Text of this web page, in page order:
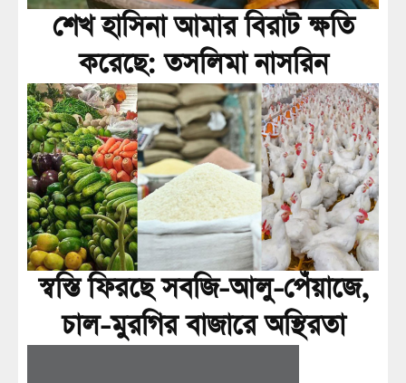
শেখ হাসিনা আমার বিরাট ক্ষতি
করেছে: তসলিমা নাসরিন
স্বস্তি ফিরছে সবজি-আলু-পেঁয়াজে,
চাল-মুরগির বাজারে অস্থিরতা